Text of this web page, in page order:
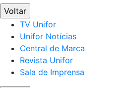
Voltar
TV Unifor
Unifor Notícias
Central de Marca
Revista Unifor
Sala de Imprensa